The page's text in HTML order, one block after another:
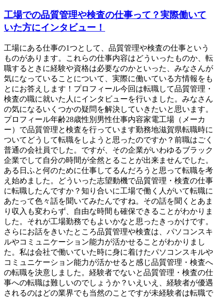
工場での品質管理や検査の仕事って？実際働いて
いた方にインタビュー！
工場にある仕事の1つとして、品質管理や検査の仕事という
ものがあります。これらの仕事内容はどういったものか、転
職するときに経験や資格は必要なのかといった、みなさんが
気になっていることについて、実際に働いている方情報をも
とにお答えします！プロフィール今回は転職して品質管理・
検査の職に就いた人にインタビューを行いました。みなさん
の気になるいくつかの疑問を解決していきたいと思います。
プロフィール年齢28歳性別男性仕事内容家電工場（メーカ
ー）で品質管理と検査を行っています勤務地滋賀県転職時に
ついてどうして転職をしようと思ったのですか？前職はごく
普通の会社員でした。ですが、その企業がいわゆるブラック
企業でして自分の時間が全然とることが出来ませんでした。
ある日ふと何のために仕事してるんだろうと思って転職を考
え始めました。どういった志望動機で品質管理・検査の仕事
に転職したんですか？知り合いに工場で働く人がいて転職に
あたって色々話を聞いてみたんですね。その話を聞くとあま
り収入も変わらず、自由な時間も確保できることがわかりま
した。それが工場勤務でもよいかなと思ったきっかけです。
さらにお話をきいたところ品質管理や検査は、パソコンスキ
ルやコミュニケーション能力が活かせることがわかりまし
た。私は会社で働いていた時に身に着けたパソコンスキルや
コミュニケーション能力が活かせると感じ品質管理・検査へ
の転職を決意しました。経験者でないと品質管理・検査の仕
事への転職は難しいのでしょうか？いえいえ、経験者が優遇
されるのはどの業界でも当然のことですが未経験者は転職で